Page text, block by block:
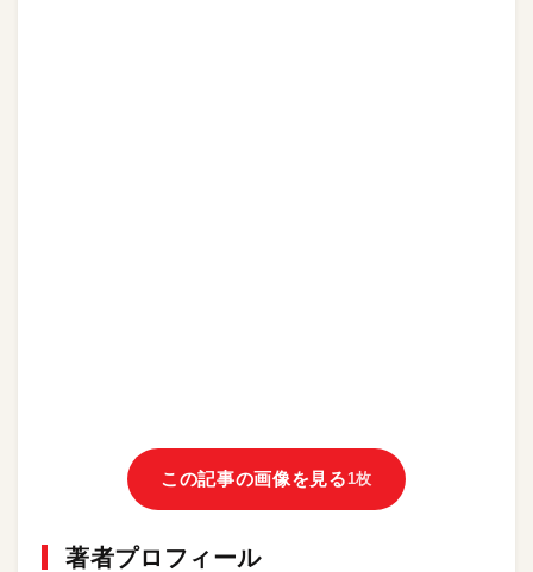
この記事の画像を見る 1枚
著者プロフィール